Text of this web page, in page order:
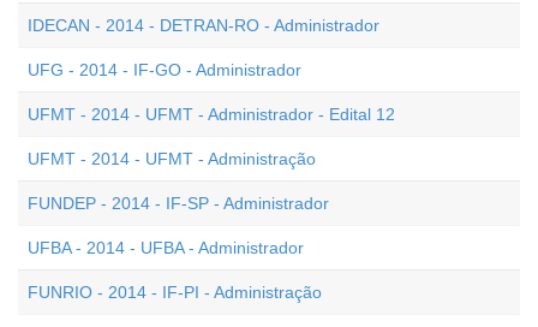
IDECAN - 2014 - DETRAN-RO - Administrador
UFG - 2014 - IF-GO - Administrador
UFMT - 2014 - UFMT - Administrador - Edital 12
UFMT - 2014 - UFMT - Administração
FUNDEP - 2014 - IF-SP - Administrador
UFBA - 2014 - UFBA - Administrador
FUNRIO - 2014 - IF-PI - Administração